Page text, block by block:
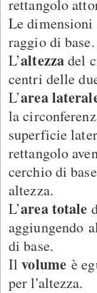
rettangolo
Le
raggio di base.
L’altezzadel
centri delle
L’area
la
superficie
rettangolo
cerchio di
altezza.
L’area totale
aggiungendo
di base.
Ilvolume è
per l'altezza.